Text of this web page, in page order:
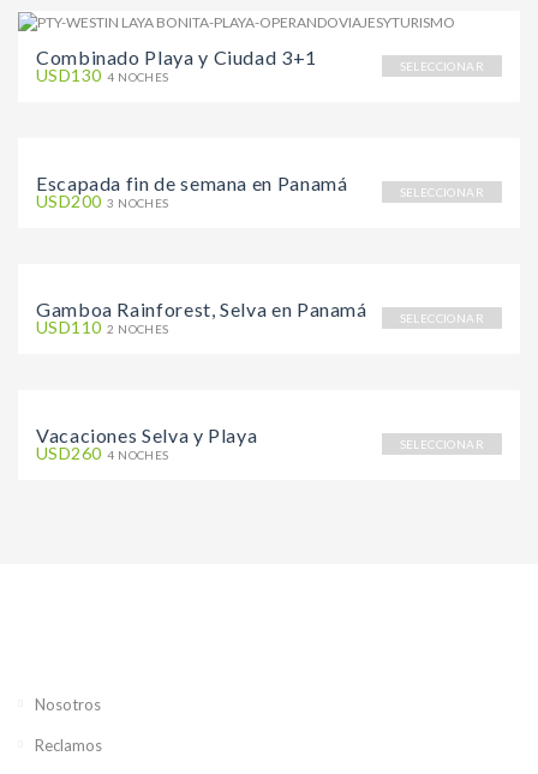
SELECCIONAR
Combinado Playa y Ciudad 3+1
USD130 4 NOCHES
SELECCIONAR
Escapada fin de semana en Panamá
USD200 3 NOCHES
SELECCIONAR
Gamboa Rainforest, Selva en Panamá
USD110 2 NOCHES
SELECCIONAR
Vacaciones Selva y Playa
USD260 4 NOCHES
Nosotros
Reclamos